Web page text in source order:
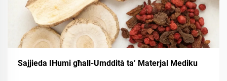
Sajjieda IHumi għall-Umddità ta’ Materjal Mediku